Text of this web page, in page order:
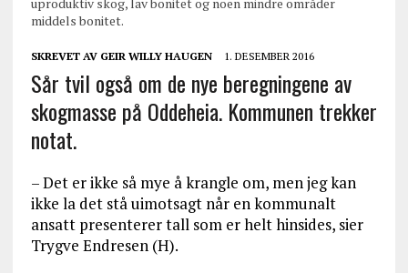
middels bonitet.
SKREVET AV GEIR WILLY HAUGEN 1. DESEMBER 2016
Sår tvil også om de nye beregningene av
skogmasse på Oddeheia. Kommunen trekker
notat.
– Det er ikke så mye å krangle om, men jeg kan
ikke la det stå uimotsagt når en kommunalt
ansatt presenterer tall som er helt hinsides, sier
Trygve Endresen (H).